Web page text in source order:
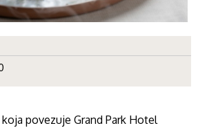
povezuje Grand Park Hotel